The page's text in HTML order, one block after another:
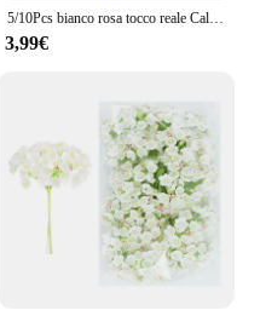
5/10Pcs bianco rosa tocco reale Calla artificiale fiore di giglio Bouquet da sposa fai da te decorazione del partito fiore decorativo per la casa
3,99€